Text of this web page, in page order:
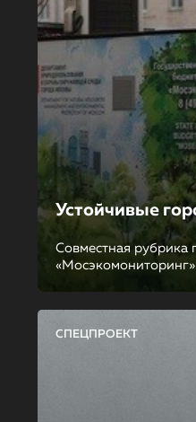
Устойчивые
Совместная рубрика
«Мосэкомониторинг»
СПЕЦПРОЕКТ